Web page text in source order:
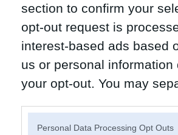
section to confirm your
opt-out request is
interest-based ads based
us or personal
your opt-out. You may
Personal Data Processing Opt Outs